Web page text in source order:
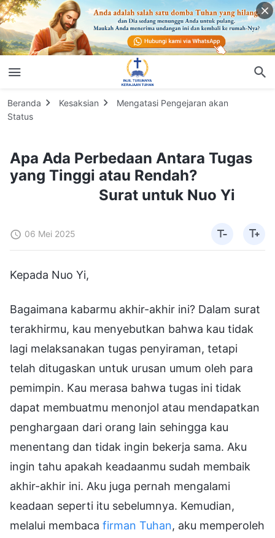
Beranda Kesaksian
Mengatasi Pengejaran akan
Status
Apa Ada Perbedaan Antara Tugas
yang Tinggi atau Rendah?
Surat untuk Nuo Yi
06 Mei 2025
Kepada Nuo Yi,
Bagaimana kabarmu akhir-akhir ini? Dalam surat
terakhirmu, kau menyebutkan bahwa kau tidak
lagi melaksanakan tugas penyiraman, tetapi
telah ditugaskan untuk urusan umum oleh para
pemimpin. Kau merasa bahwa tugas ini tidak
dapat membuatmu menonjol atau mendapatkan
penghargaan dari orang lain sehingga kau
menentang dan tidak ingin bekerja sama. Aku
ingin tahu apakah keadaanmu sudah membaik
akhir-akhir ini. Aku juga pernah mengalami
keadaan seperti itu sebelumnya. Kemudian,
melalui membaca firman Tuhan, aku memperoleh